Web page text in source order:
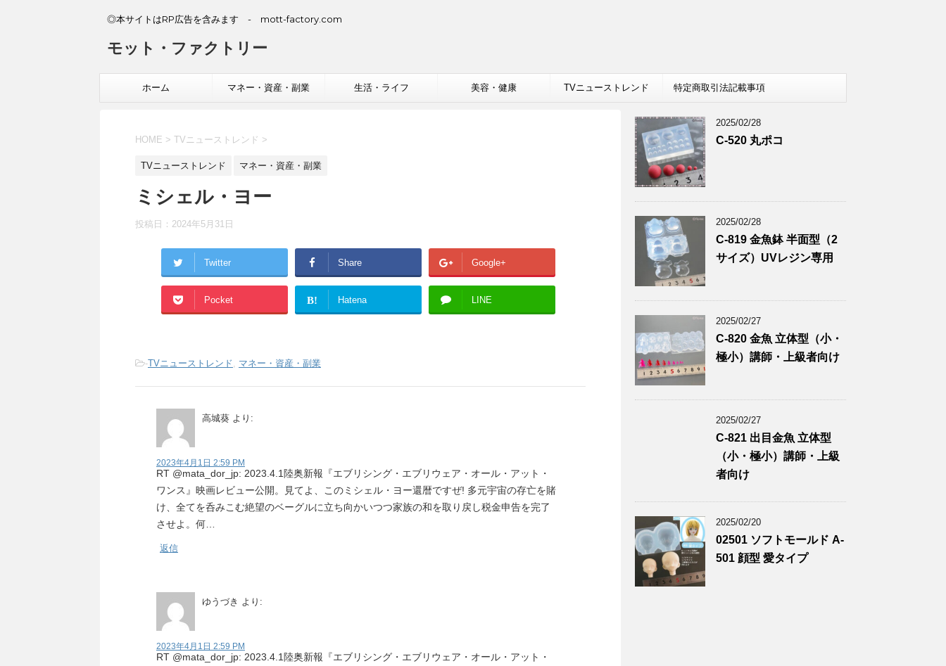
◎本サイトはRP広告を含みます - mott-factory.com
モット・ファクトリー
ホーム マネー・資産・副業 生活・ライフ 美容・健康 TVニューストレンド 特定商取引法記載事項
HOME > TVニューストレンド >
TVニューストレンド マネー・資産・副業
ミシェル・ヨー
投稿日： 2024年5月31日
Twitter Share Google+
Pocket B! Hatena LINE
-TVニューストレンド, マネー・資産・副業
高城葵 より:
2023年4月1日 2:59 PM
RT @mata_dor_jp: 2023.4.1陸奥新報『エブリシング・エブリウェア・オール・アット・
ワンス』映画レビュー公開。見てよ、このミシェル・ヨー還暦ですぜ! 多元宇宙の存亡を賭
け、全てを呑みこむ絶望のベーグルに立ち向かいつつ家族の和を取り戻し税金申告を完了
させよ。何…
返信
ゆうづき より:
2023年4月1日 2:59 PM
RT @mata_dor_jp: 2023.4.1陸奥新報『エブリシング・エブリウェア・オール・アット・
2025/02/28
C-520 丸ポコ
2025/02/28
C-819 金魚鉢 半面型（2
サイズ）UVレジン専用
2025/02/27
C-820 金魚 立体型（小・
極小）講師・上級者向け
2025/02/27
C-821 出目金魚 立体型
（小・極小）講師・上級
者向け
2025/02/20
02501 ソフトモールド A-
501 顔型 愛タイプ